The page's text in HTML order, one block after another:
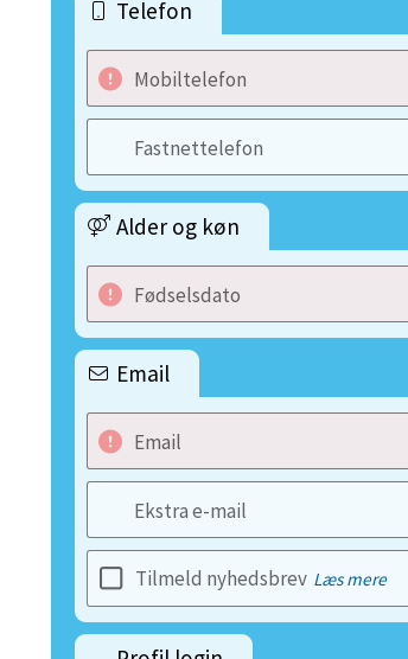
Telefon
Mobiltelefon
Fastnettelefon
Alder og køn
Fødselsdato
Email
Email
Ekstra e-mail
Tilmeld nyhedsbrev Læs mere